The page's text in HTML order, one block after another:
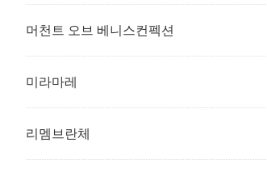
머천트 오브 베니스컨펙션
미라마레
리멤브란체